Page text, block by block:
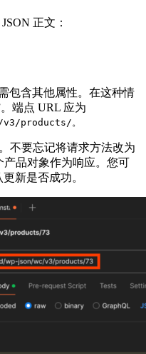
正文：
包含其他属性。在这种情
端点 URL 应为
products/。
。不要忘记将请求方法改为
品对象作为响应。您可
新是否成功。